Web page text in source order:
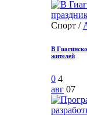
Спорт /
В
жителей
0 4
авг 07